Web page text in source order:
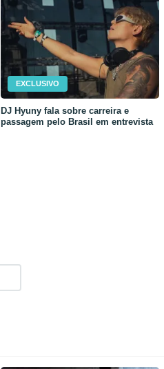
EXCLUSIVO
DJ Hyuny fala sobre carreira e
passagem pelo Brasil em entrevista